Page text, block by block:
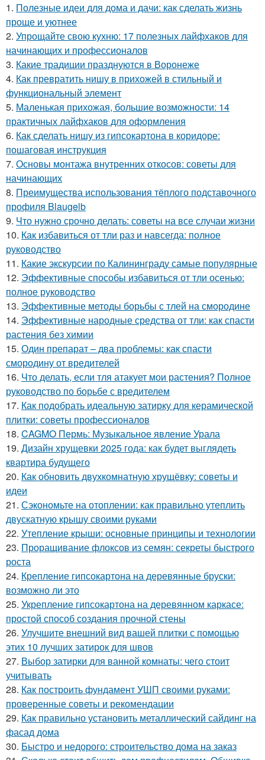
1. Полезные идеи для дома и дачи: как сделать жизнь
проще и уютнее
2. Упрощайте свою кухню: 17 полезных лайфхаков для
начинающих и профессионалов
3. Какие традиции празднуются в Воронеже
4. Как превратить нишу в прихожей в стильный и
функциональный элемент
5. Маленькая прихожая, большие возможности: 14
практичных лайфхаков для оформления
6. Как сделать нишу из гипсокартона в коридоре:
пошаговая инструкция
7. Основы монтажа внутренних откосов: советы для
начинающих
8. Преимущества использования тёплого подставочного
профиля Blaugelb
9. Что нужно срочно делать: советы на все случаи жизни
10. Как избавиться от тли раз и навсегда: полное
руководство
11. Какие экскурсии по Калининграду самые популярные
12. Эффективные способы избавиться от тли осенью:
полное руководство
13. Эффективные методы борьбы с тлей на смородине
14. Эффективные народные средства от тли: как спасти
растения без химии
15. Один препарат – два проблемы: как спасти
смородину от вредителей
16. Что делать, если тля атакует мои растения? Полное
руководство по борьбе с вредителем
17. Как подобрать идеальную затирку для керамической
плитки: советы профессионалов
18. CAGMO Пермь: Музыкальное явление Урала
19. Дизайн хрущевки 2025 года: как будет выглядеть
квартира будущего
20. Как обновить двухкомнатную хрущёвку: советы и
идеи
21. Сэкономьте на отоплении: как правильно утеплить
двускатную крышу своими руками
22. Утепление крыши: основные принципы и технологии
23. Проращивание флоксов из семян: секреты быстрого
роста
24. Крепление гипсокартона на деревянные бруски:
возможно ли это
25. Укрепление гипсокартона на деревянном каркасе:
простой способ создания прочной стены
26. Улучшите внешний вид вашей плитки с помощью
этих 10 лучших затирок для швов
27. Выбор затирки для ванной комнаты: чего стоит
учитывать
28. Как построить фундамент УШП своими руками:
проверенные советы и рекомендации
29. Как правильно установить металлический сайдинг на
фасад дома
30. Быстро и недорого: строительство дома на заказ